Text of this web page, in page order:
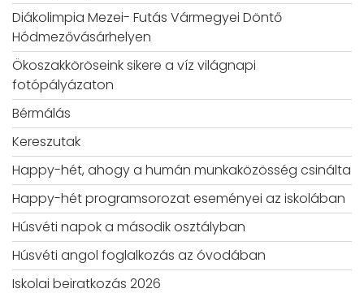
Diákolimpia Mezei- Futás Vármegyei Döntő
Hódmezővásárhelyen
Ökoszakköröseink sikere a víz világnapi
fotópályázaton
Bérmálás
Kereszutak
Happy-hét, ahogy a humán munkaközösség csinálta
Happy-hét programsorozat eseményei az iskolában
Húsvéti napok a második osztályban
Húsvéti angol foglalkozás az óvodában
Iskolai beiratkozás 2026